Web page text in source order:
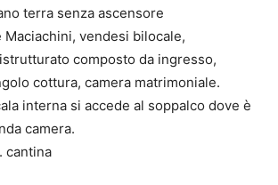
terra senza ascensore
Maciachini, vendesi bilocale,
composto da ingresso,
cottura, camera matrimoniale.
interna si accede al soppalco dove è
camera.
cantina